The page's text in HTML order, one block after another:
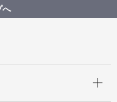
ます
へ